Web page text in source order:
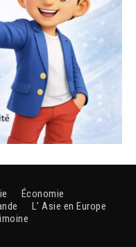
Économie
L’ Asie en Europe